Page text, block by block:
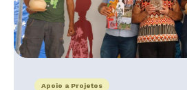
Apoio a Projetos